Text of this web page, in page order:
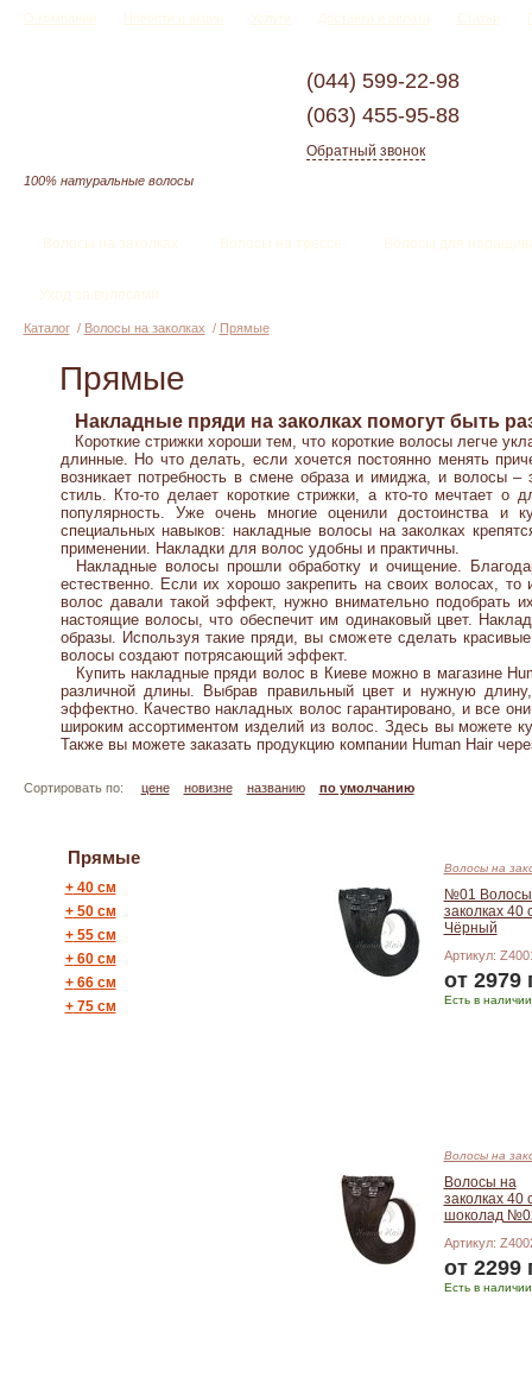
О компании Новости и акции Услуги Доставка и оплата Статьи
100% натуральные волосы
(044) 599-22-98
(063) 455-95-88
Обратный звонок
Волосы на заколках Волосы на трессе Волосы для
Уход за волосами
Каталог/ Волосы на заколках / Прямые
Прямые
Накладные пряди на заколках помогут быть
Короткие стрижки хороши тем, что короткие волосы легче
длинные. Но что делать, если хочется постоянно менять
возникает потребность в смене образа и имиджа, и волосы
стиль. Кто-то делает короткие стрижки, а кто-то мечтает
популярность. Уже очень многие оценили достоинства и
специальных навыков: накладные волосы на заколках
применении. Накладки для волос удобны и практичны.
Накладные волосы прошли обработку и очищение.
естественно. Если их хорошо закрепить на своих волосах,
волос давали такой эффект, нужно внимательно подобрать
настоящие волосы, что обеспечит им одинаковый цвет.
образы. Используя такие пряди, вы сможете сделать
волосы создают потрясающий эффект.
Купить накладные пряди волос в Киеве можно в магазине
различной длины. Выбрав правильный цвет и нужную
эффектно. Качество накладных волос гарантировано, и все
широким ассортиментом изделий из волос. Здесь вы можете
Также вы можете заказать продукцию компании Human Hair
Сортировать по: цене новизне названию по умолчанию
Прямые
+40 см
+50 см
+55 см
+60 см
+66 см
+75 см
Волосы на
№01
заколках 40
Чёрный
Артикул:
от 2979
Есть в наличии
Волосы на
Волосы на
заколках 40
шоколад
Артикул:
от 2299
Есть в наличии